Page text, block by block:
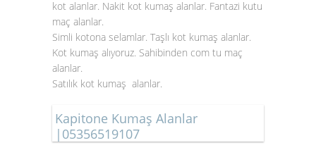
kot alanlar. Nakit kot kumaş alanlar. Fantazi kutu
maç alanlar.
Simli kotona selamlar. Taşlı kot kumaş alanlar.
Kot kumaş alıyoruz. Sahibinden com tu maç
alanlar.
Satılık kot kumaş alanlar.
Kapitone Kumaş Alanlar
|05356519107